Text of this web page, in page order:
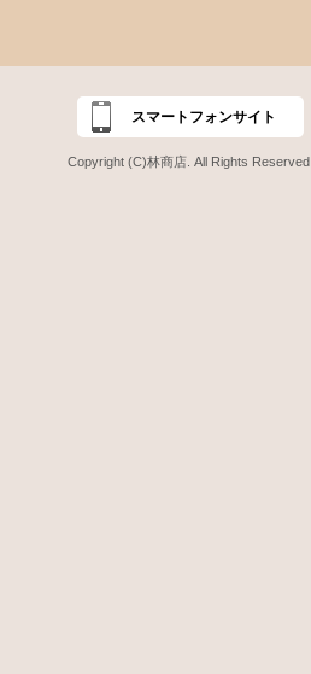
スマートフォンサイト
Copyright (C)林商店. All Rights Reserved.